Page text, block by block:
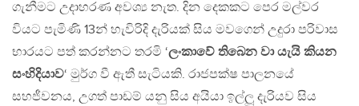
ගැනීමට උදාහරණ අවශ්‍ය නැත. දින දෙකකට පෙර මල්වර
වියට පැමිණි 13න් හැවිරිදි දැරියක් සිය මවගෙන් උදුරා පරිවාස
භාරයට පත් කරන්නට තරමි ‘ලංකාවේ තිබෙන වා යැයි කියන
සංහිදියාව‘ මුර්ග වී ඇතී සැටියකි. රාජපක්ෂ පාලනයේ
සහජීවනය, උගත් පාඩම් යනු සිය අයියා ඉල්ලූ දැරියව සිය